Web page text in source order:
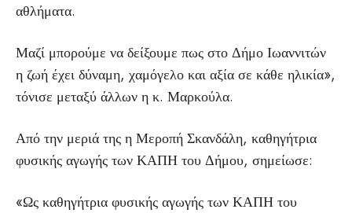
αθλήματα.
Μαζί μπορούμε να δείξουμε πως στο Δήμο Ιωαννιτών
η ζωή έχει δύναμη, χαμόγελο και αξία σε κάθε ηλικία»,
τόνισε μεταξύ άλλων η κ. Μαρκούλα.
Από την μεριά της η Μεροπή Σκανδάλη, καθηγήτρια
φυσικής αγωγής των ΚΑΠΗ του Δήμου, σημείωσε:
«Ως καθηγήτρια φυσικής αγωγής των ΚΑΠΗ του